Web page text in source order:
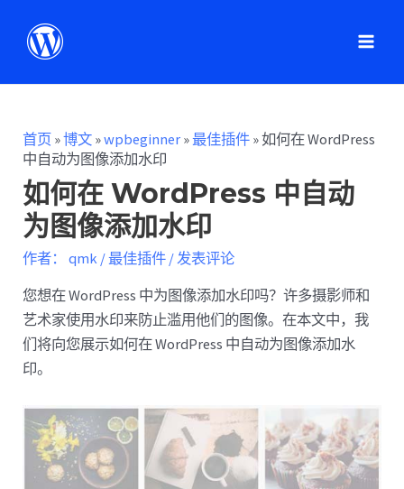
首页 »博文 »wpbeginner »最佳插件 »如何在 WordPress
中自动为图像添加水印
如何在 WordPress 中自动
为图像添加水印
作者： qmk /最佳插件 /发表评论
您想在 WordPress 中为图像添加水印吗？许多摄影师和
艺术家使用水印来防止滥用他们的图像。在本文中，我
们将向您展示如何在 WordPress 中自动为图像添加水
印。